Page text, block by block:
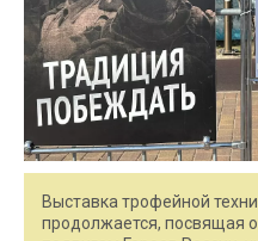
Выставка трофейной
продолжается, посвящая